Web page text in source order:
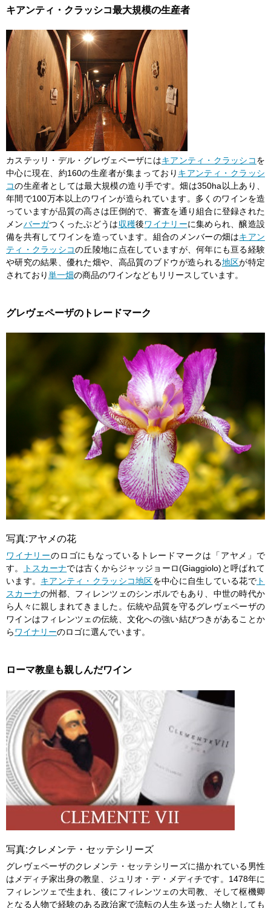
キアンティ・クラッシコ最大規模の生産者
カステッリ・デル・グレヴェペーザにはキアンティ・クラッシコを
中心に現在、約160の生産者が集まっており キアンティ・クラッシ
コの生産者としては最大規模の造り手です。畑は350ha以上あり、
年間で100万本以上のワインが造られています。多くのワインを造
っていますが品質の高さは圧倒的で、審査を通り組合に登録された
メンバーガつくったぶどうは収穫後ワイナリーに集められ、醸造設
備を共有してワインを造っています。組合のメンバーの畑はキアン
ティ・クラッシコの丘陵地に点在していますが、何年にも亘る経験
や研究の結果、優れた畑や、高品質のブドウが造られる地区が特定
されており単一畑の商品のワインなどもリリースしています。
グレヴェペーザのトレードマーク
写真:アヤメの花
ワイナリーのロゴにもなっているトレードマークは「アヤメ」で
す。
トスカーナでは古くからジャッジョーロ(Giaggiolo)と呼ばれて
います。 キアンティ・クラッシコ地区を中心に自生している花で ト
スカーナの州都、フィレンツェのシンボルでもあり、中世の時代か
ら人々に親しまれてきました。伝統や品質を守るグレヴェペーザの
ワインはフィレンツェの伝統、文化への強い結びつきがあることか
らワイナリーのロゴに選んでいます。
ローマ教皇も親しんだワイン
写真:クレメンテ・セッテシリーズ
グレヴェペーザのクレメンテ・セッテシリーズに描かれている男性
はメディチ家出身の教皇、ジュリオ・デ・メディチです。1478年に
フィレンツェで生まれ、後にフィレンツェの大司教、そして枢機卿
となる人物で経験のある政治家で流転の人生を送った人物としても